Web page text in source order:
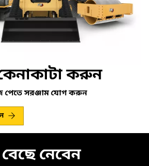
কেনাকাটা করুন
পেতে সরঞ্জাম যোগ করুন
নেবেন